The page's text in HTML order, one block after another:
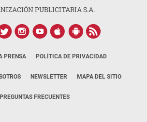
PUBLICITARIA S.A.
PRENSA POLÍTICA DE PRIVACIDAD
NEWSLETTER MAPA DEL SITIO
PREGUNTAS FRECUENTES